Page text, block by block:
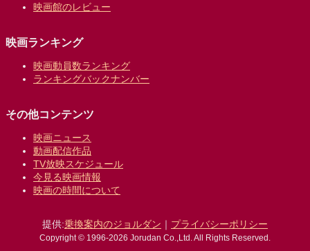
映画館のレビュー
映画ランキング
映画動員数ランキング
ランキングバックナンバー
その他コンテンツ
映画ニュース
動画配信作品
TV放映スケジュール
今見る映画情報
映画の時間について
提供:乗換案内のジョルダン ｜ プライバシーポリシー
Copyright © 1996-2026 Jorudan Co.,Ltd. All Rights Reserved.